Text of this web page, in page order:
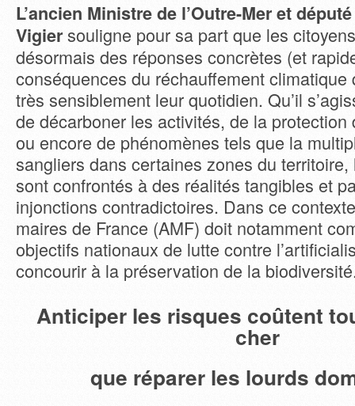
L’ancien Ministre de l’Outre-Mer et
Vigiersouligne pour sa part que les
désormais des réponses concrètes (et
conséquences du réchauffement climatique
très sensiblement leur quotidien. Qu’il
de décarboner les activités, de la protection
ou encore de phénomènes tels que la
sangliers dans certaines zones du
sont confrontés à des réalités tangibles et
injonctions contradictoires. Dans ce
maires de France (AMF) doit notamment
objectifs nationaux de lutte contre
concourir à la préservation de la
Anticiper les risques coûtent
cher
que réparer les lourds